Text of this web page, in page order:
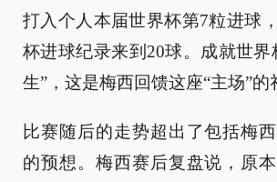
打入个人本届世界杯第7粒进球
杯进球纪录来到20球。成就世界
生”，这是梅西回馈这座“主场”的
比赛随后的走势超出了包括梅
的预想。梅西赛后复盘说，原